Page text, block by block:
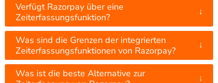
Verfügt Razorpay über eine
Zeiterfassungsfunktion?
↓
Was sind die Grenzen der integrierten
Zeiterfassungsfunktionen von Razorpay?
↓
Was ist die beste Alternative zur
↓